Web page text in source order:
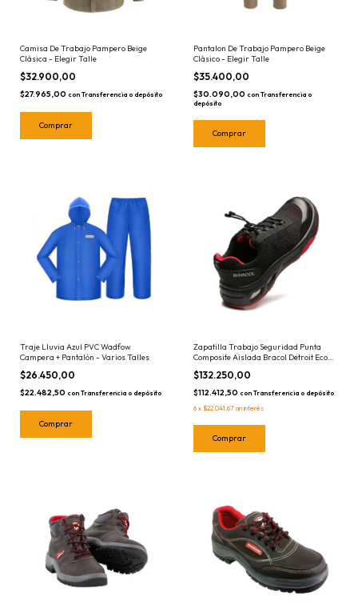
Camisa De Trabajo Pampero Beige
Clásica - Elegir Talle
$32.900,00
$27.965,00 con Transferencia o depósito
Comprar
Pantalon De Trabajo Pampero Beige
Clásico - Elegir Talle
$35.400,00
$30.090,00 con Transferencia o
depósito
Comprar
Traje Lluvia Azul PVC Wadfow
Campera + Pantalón - Varios Talles
$26.450,00
$22.482,50 con Transferencia o depósito
Comprar
Zapatilla Trabajo Seguridad Punta
Composite Aislada Bracol Detroit Eco
Calzado Electricista
$132.250,00
$112.412,50 con Transferencia o depósito
6 x $22.041,67 sin interés
Comprar